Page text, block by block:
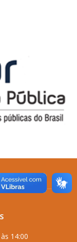
14:00